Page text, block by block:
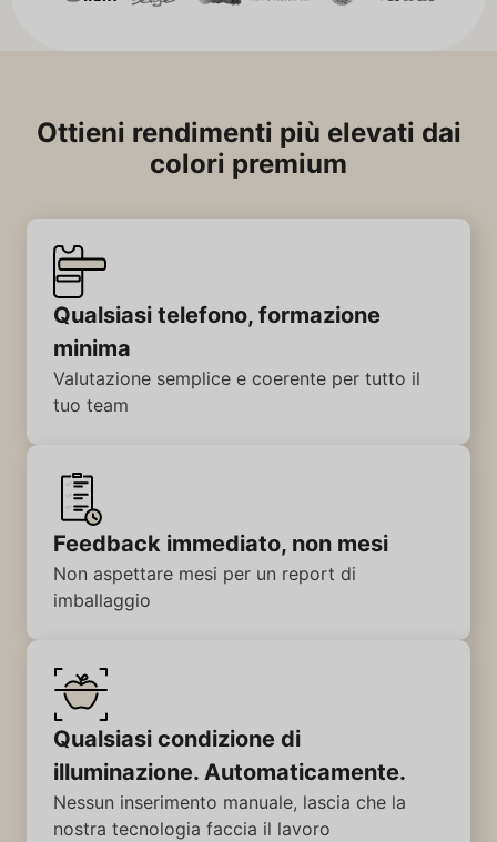
Ottieni rendimenti più elevati dai
colori premium
Qualsiasi telefono, formazione
minima
Valutazione semplice e coerente per tutto il
tuo team
Feedback immediato, non mesi
Non aspettare mesi per un report di
imballaggio
Qualsiasi condizione di
illuminazione. Automaticamente.
Nessun inserimento manuale, lascia che la
nostra tecnologia faccia il lavoro